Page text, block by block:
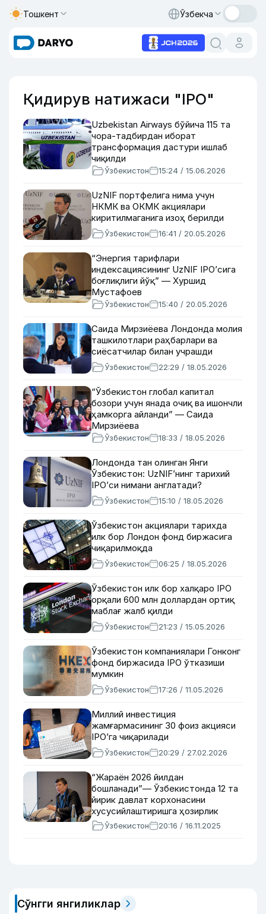
Тошкент Ўзбекча
Қидирув натижаси "IPO"
Uzbekistan Airways бўйича 115 та
чора-тадбирдан иборат
трансформация дастури ишлаб
чиқилди
Ўзбекистон 15:24 / 15.06.2026
UzNIF портфелига нима учун
НКМК ва ОКМК акциялари
киритилмаганига изоҳ берилди
Ўзбекистон 16:41 / 20.05.2026
“Энергия тарифлари
индексациясининг UzNIF IPO’сига
боғлиқлиги йўқ” — Хуршид
Мустафоев
Ўзбекистон 15:40 / 20.05.2026
Саида Мирзиёева Лондонда молия
ташкилотлари раҳбарлари ва
сиёсатчилар билан учрашди
Ўзбекистон 22:29 / 18.05.2026
“Ўзбекистон глобал капитал
бозори учун янада очиқ ва ишончли
ҳамкорга айланди” — Саида
Мирзиёева
Ўзбекистон 18:33 / 18.05.2026
Лондонда тан олинган Янги
Ўзбекистон: UzNIF’нинг тарихий
IPO’си нимани англатади?
Ўзбекистон 15:10 / 18.05.2026
Ўзбекистон акциялари тарихда
илк бор Лондон фонд биржасига
чиқарилмоқда
Ўзбекистон 06:25 / 18.05.2026
Ўзбекистон илк бор халқаро IPO
орқали 600 млн доллардан ортиқ
маблағ жалб қилди
Ўзбекистон 21:23 / 15.05.2026
Ўзбекистон компаниялари Гонконг
фонд биржасида IPO ўтказиши
мумкин
Ўзбекистон 17:26 / 11.05.2026
Миллий инвестиция
жамғармасининг 30 фоиз акцияси
IPO’га чиқарилади
Ўзбекистон 20:29 / 27.02.2026
“Жараён 2026 йилдан
бошланади”— Ўзбекистонда 12 та
йирик давлат корхонасини
хусусийлаштиришга ҳозирлик
кўрилаётгани айтилди
Ўзбекистон 20:16 / 16.11.2025
Сўнгги янгиликлар